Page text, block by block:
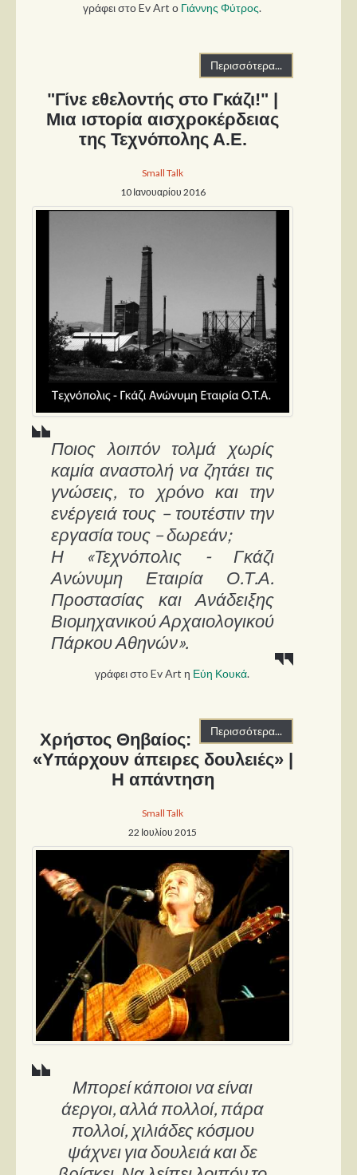
γράφει στο Ev Art ο Γιάννης Φύτρος.
Περισσότερα...
"Γίνε εθελοντής στο Γκάζι!" |
Μια ιστορία αισχροκέρδειας
της Τεχνόπολης Α.Ε.
Small Talk
10 Ιανουαρίου 2016
Ποιος λοιπόν τολμά χωρίς
καμία αναστολή να ζητάει τις
γνώσεις, το χρόνο και την
ενέργειά τους – τουτέστιν την
εργασία τους – δωρεάν;
Η «Τεχνόπολις - Γκάζι
Ανώνυμη Εταιρία Ο.Τ.Α.
Προστασίας και Ανάδειξης
Βιομηχανικού Αρχαιολογικού
Πάρκου Αθηνών».
γράφει στο Ev Art η Εύη Κουκά.
Περισσότερα...
Χρήστος Θηβαίος:
«Υπάρχουν άπειρες δουλειές» |
Η απάντηση
Small Talk
22 Ιουλίου 2015
Μπορεί κάποιοι να είναι
άεργοι, αλλά πολλοί, πάρα
πολλοί, χιλιάδες κόσμου
ψάχνει για δουλειά και δε